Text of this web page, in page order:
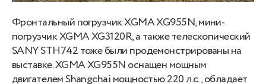
Фронтальный погрузчик XGMA XG955N, мини-
погрузчик XGMA XG3120R, а также телескопический
SANY STH742 тоже были продемонстрированы на
выставке. XGMA XG955N оснащен мощным
двигателем Shangchai мощностью 220 л.с., обладает